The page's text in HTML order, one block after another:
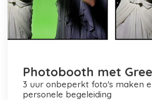
Photobooth met
3 uur onbeperkt foto's maken en printen +
personele begeleiding